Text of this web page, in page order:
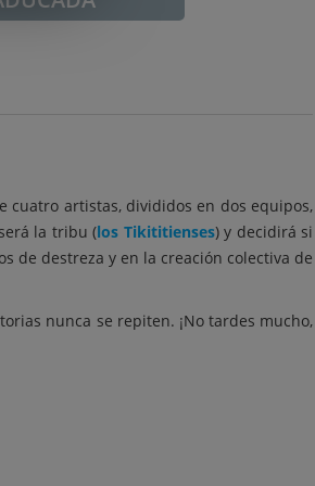
cuatro artistas, divididos en dos equipos,
la tribu (los Tikititienses) y decidirá si
de destreza y en la creación colectiva de
nunca se repiten. ¡No tardes mucho,